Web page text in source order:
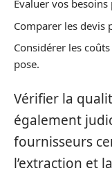
Évaluer vos
Comparer les devis
Considérer les
pose.
Vérifier la
également
fournisseurs
l’extraction et